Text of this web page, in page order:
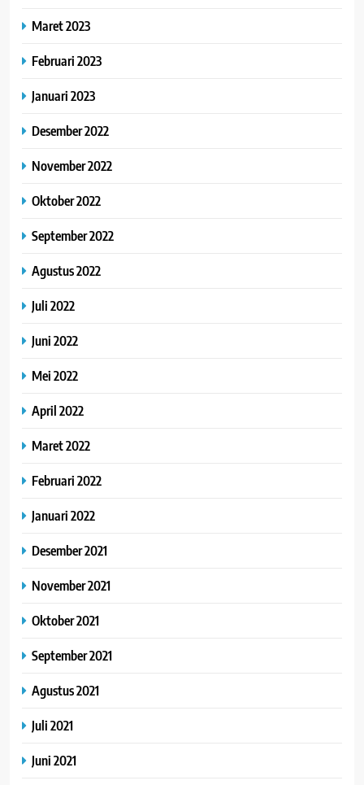
Maret 2023
Februari 2023
Januari 2023
Desember 2022
November 2022
Oktober 2022
September 2022
Agustus 2022
Juli 2022
Juni 2022
Mei 2022
April 2022
Maret 2022
Februari 2022
Januari 2022
Desember 2021
November 2021
Oktober 2021
September 2021
Agustus 2021
Juli 2021
Juni 2021